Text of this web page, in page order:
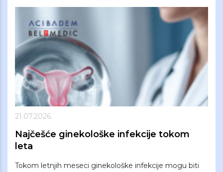
21.07.2026.
Najčešće ginekološke infekcije tokom
leta
Tokom letnjih meseci ginekološke infekcije mogu biti